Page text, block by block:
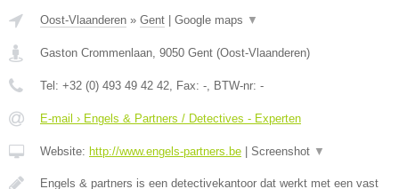
Oost-Vlaanderen » Gent Google maps ▼
Gaston Crommenlaan, 9050 Gent (Oost-Vlaanderen)
Tel: +32 (0) 493 49 42 42, Fax: -, BTW-nr: -
E-mail › Engels & Partners / Detectives - Experten
Website: http://www.engels-partners.be Screenshot ▼
Engels & partners is een detectivekantoor dat werkt met een vast